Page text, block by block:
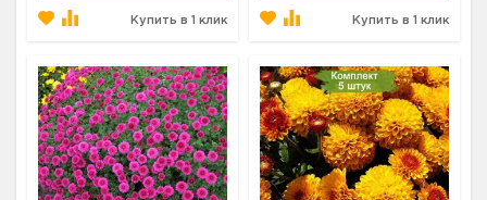
Купить в 1 клик Купить в 1 клик